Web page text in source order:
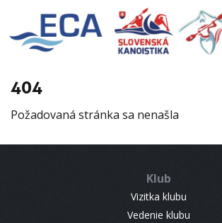
404
Požadovaná stránka sa nenašla
Klub
Vizitka klubu
Vedenie klubu
EURO 19
INFO
RESULTS
CONTACT